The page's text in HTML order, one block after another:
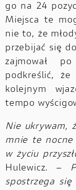
go na 24
Miejsca te
nie to, że
przebijać się
zajmował
podkreślić,
kolejnym
tempo
Nie ukrywam,
mnie te nocne
w życiu
Hulewicz. –
spostrzega się